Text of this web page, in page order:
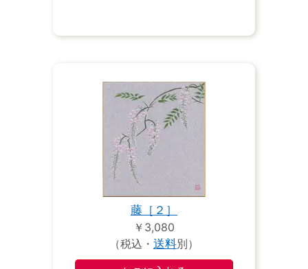
藤［２］
￥3,080
（税込・ 送料別）